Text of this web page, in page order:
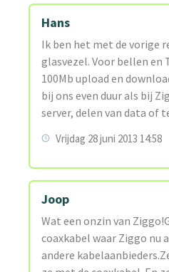
Hans
Ik ben het met de vorige
glasvezel. Voor bellen
100Mb upload en
bij ons even duur als bij
server, delen van data of
Vrijdag 28 juni 2013 14:58
Joop
Wat een onzin van
coaxkabel waar Ziggo nu
andere